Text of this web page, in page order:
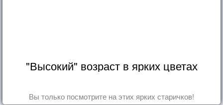
"Высокий" возраст в ярких цветах
Вы только посмотрите на этих ярких старичков!